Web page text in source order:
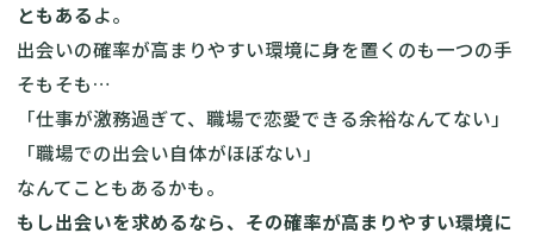
ともあるよ。
出会いの確率が高まりやすい環境に身を置くのも一つの手
そもそも…
「仕事が激務過ぎて、職場で恋愛できる余裕なんてない」
「職場での出会い自体がほぼない」
なんてこともあるかも。
もし出会いを求めるなら、その確率が高まりやすい環境に